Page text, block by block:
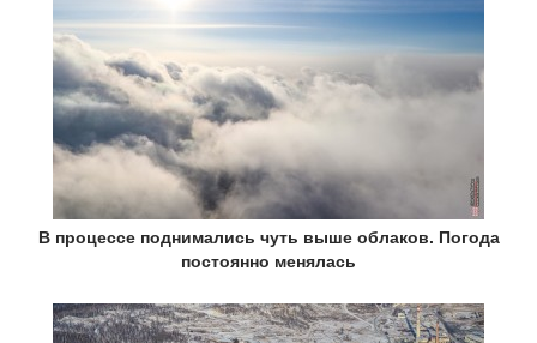
В процессе поднимались чуть выше облаков. Погода
постоянно менялась